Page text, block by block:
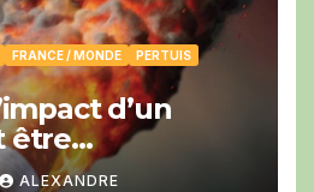
FRANCE / MONDE
PERTUIS
d’un
être
cet été.
ALEXANDRE